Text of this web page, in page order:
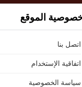
الموقع
اتصل بنا
اتفاقية الإستخدام
سياسة الخصوصية